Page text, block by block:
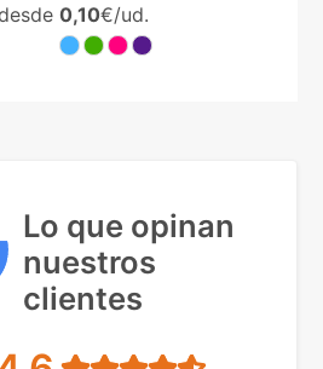
0,10€/ud.
Lo que opinan
nuestros
clientes